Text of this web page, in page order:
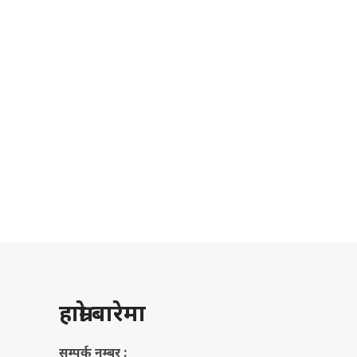
हाम्राे बारेमा
सम्पर्क नम्बर :